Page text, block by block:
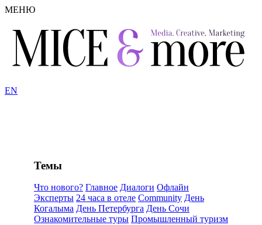
МЕНЮ
EN
Темы
Что нового? Главное Диалоги Офлайн
Эксперты 24 часа в отеле Community День
Когалыма День Петербурга День Сочи
Ознакомительные туры Промышленный туризм